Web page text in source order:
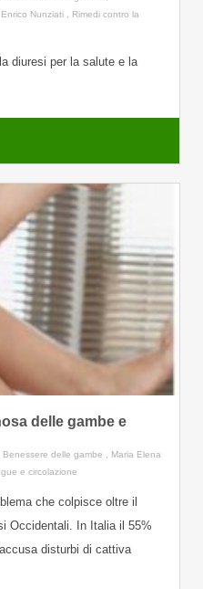
Enrico Nunziati , Rimedi contro la
diuresi per la salute e la
delle gambe e
Benessere delle gambe , Maria Elena
e circolazione
che colpisce oltre il
Occidentali. In Italia il 55%
disturbi di cattiva